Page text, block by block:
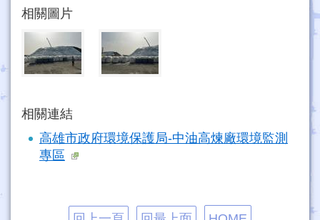
相關圖片
相關連結
高雄市政府環境保護局-中油高煉廠環境監測
專區